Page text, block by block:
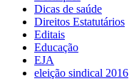
Dicas de saúde
Direitos Estatutários
Editais
Educação
EJA
eleição sindical 2016